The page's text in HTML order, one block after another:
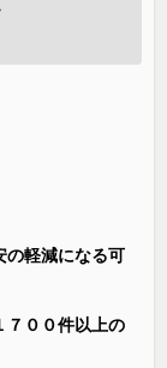
の軽減になる可
７００件以上の